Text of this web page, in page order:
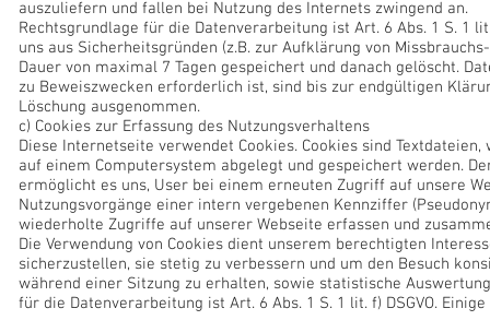
auszuliefern und fallen bei Nutzung des Internets zwingend an.
Rechtsgrundlage für die Datenverarbeitung ist Art. 6 Abs. 1 S. 1
uns aus Sicherheitsgründen (z.B. zur Aufklärung von
Dauer von maximal 7 Tagen gespeichert und danach gelöscht.
zu Beweiszwecken erforderlich ist, sind bis zur endgültigen
Löschung ausgenommen.
c) Cookies zur Erfassung des Nutzungsverhaltens
Diese Internetseite verwendet Cookies. Cookies sind
auf einem Computersystem abgelegt und gespeichert werden.
ermöglicht es uns, User bei einem erneuten Zugriff auf unsere
Nutzungsvorgänge einer intern vergebenen Kennziffer
wiederholte Zugriffe auf unserer Webseite erfassen und
Die Verwendung von Cookies dient unserem berechtigten
sicherzustellen, sie stetig zu verbessern und um den Besuch
während einer Sitzung zu erhalten, sowie statistische
für die Datenverarbeitung ist Art. 6 Abs. 1 S. 1 lit. f) DSGVO. Einige